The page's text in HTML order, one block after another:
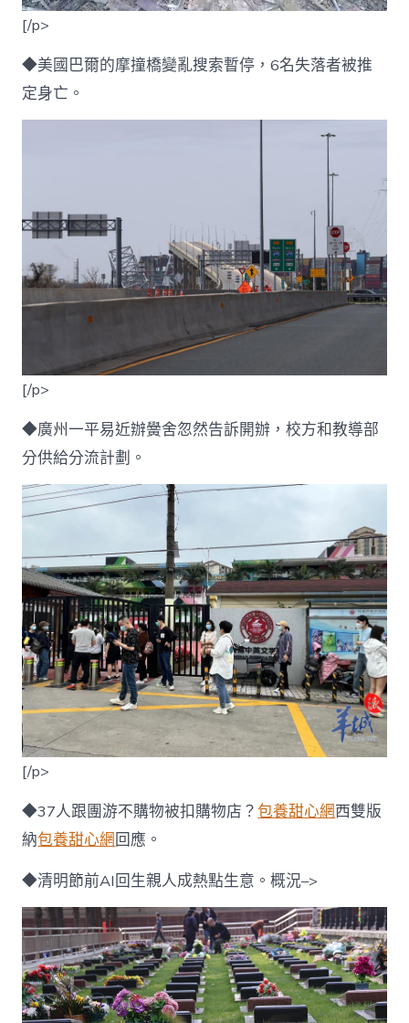
[/p>
◆美國巴爾的摩撞橋變亂搜索暫停，6名失落者被推
定身亡。
[/p>
◆廣州一平易近辦黌舍忽然告訴開辦，校方和教導部
分供給分流計劃。
[/p>
◆37人跟團游不購物被扣購物店？包養甜心網西雙版
納包養甜心網回應。
◆清明節前AI回生親人成熱點生意。概況–>